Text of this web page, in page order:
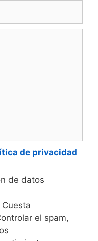
de privacidad
de datos
el spam,